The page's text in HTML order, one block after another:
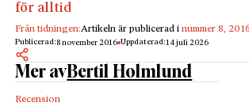
för alltid
Från tidningen:Artikeln är publicerad inummer 8,
Publicerad:8 november 2016 Uppdaterad:14 juli 2026
Mer avBertil Holmlund
Recension